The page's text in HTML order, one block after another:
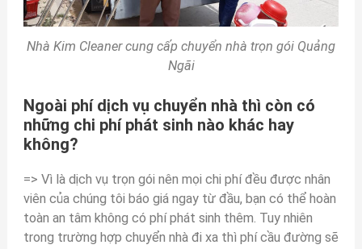
Nhà Kim Cleaner cung cấp chuyển nhà trọn gói Quảng
Ngãi
Ngoài phí dịch vụ chuyển nhà thì còn có
những chi phí phát sinh nào khác hay
không?
=> Vì là dịch vụ trọn gói nên mọi chi phí đều được nhân
viên của chúng tôi báo giá ngay từ đầu, bạn có thể hoàn
toàn an tâm không có phí phát sinh thêm. Tuy nhiên
trong trường hợp chuyển nhà đi xa thì phí cầu đường sẽ